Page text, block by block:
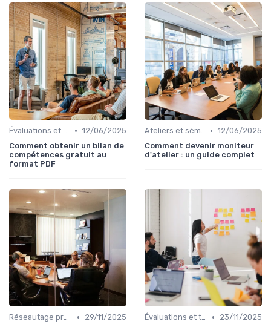
Évaluations et tests • 12/06/2025
Comment obtenir un bilan de
compétences gratuit au
format PDF
Ateliers et séminaires • 12/06/2025
Comment devenir moniteur
d'atelier : un guide complet
Réseautage professionnel •
29/11/2025
Évaluations et tests •
23/11/2025